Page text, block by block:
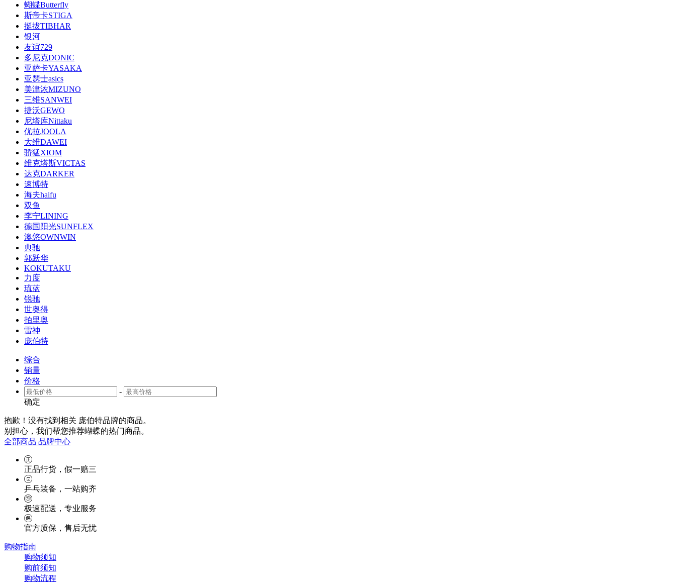
蝴蝶Butterfly
斯帝卡STIGA
挺拔TIBHAR
银河
友谊729
多尼克DONIC
亚萨卡YASAKA
亚瑟士asics
美津浓MIZUNO
三维SANWEI
捷沃GEWO
尼塔库Nittaku
优拉JOOLA
大维DAWEI
骄猛XIOM
维克塔斯VICTAS
达克DARKER
速博特
海夫haifu
双鱼
李宁LINING
德国阳光SUNFLEX
澳悠OWNWIN
典驰
郭跃华
KOKUTAKU
力度
琉蓝
锐驰
世奥得
拍里奥
雷神
庞伯特
综合
销量
价格
-
确定
抱歉！没有找到相关 庞伯特品牌的商品。
别担心，我们帮您推荐蝴蝶的热门商品。
全部商品 品牌中心
正品行货，假一赔三
乒乓装备，一站购齐
极速配送，专业服务
官方质保，售后无忧
购物指南
购物须知
购前须知
购物流程